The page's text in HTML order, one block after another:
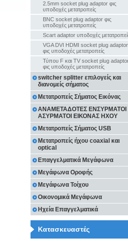
2.5mm socket plug adaptor φις
υποδοχές μετατροπείς
BNC socket plug adaptor φις
υποδοχές μετατροπείς
Scart adaptor υποδοχές
VGA DVI HDMI socket plug adaptor
φις υποδοχές μετατροπείς
Τύπου F και TV socket plug
φις υποδοχές μετατροπείς
switcher splitter επιλογείς και
διανομείς σήματος
Μετατροπείς Σήματος Εικόνας
ΑΝΑΜΕΤΑΔΟΤΕΣ ΕΝΣΥΡΜΑΤΟΙ
ΑΣΥΡΜΑΤΟΙ ΕΙΚΟΝΑΣ ΗΧΟΥ
Μετατροπείς Σήματος USB
Μετατροπείς ήχου coaxial και
optical
Επαγγελματικά Μεγάφωνα
Μεγάφωνα Οροφής
Μεγάφωνα Τοίχου
Οικονομικά Μεγάφωνα
Ηχεία Επαγγελματικά
Κατασκευαστές